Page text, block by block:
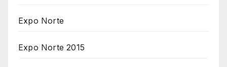
Expo Norte
Expo Norte 2015